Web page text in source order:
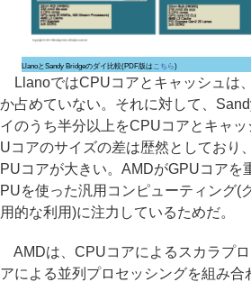
LlanoとSandy Bridgeのダイ比較(PDF版は こちら)
LlanoではCPUコアとキャッシュは
か占めていない。それに対して、
イのうち半分以上をCPUコアとキャ
Uコアのサイズの差は歴然としており
PUコアが大きい。AMDがGPUコアを
PUを使った汎用コンピューティング(
用的な利用)に注力しているためだ。
AMDは、CPUコアによるスカラプ
アによる並列プロセッシングを組み合